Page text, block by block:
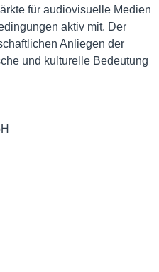
für audiovisuelle Medien
aktiv mit. Der
Anliegen der
und kulturelle Bedeutung